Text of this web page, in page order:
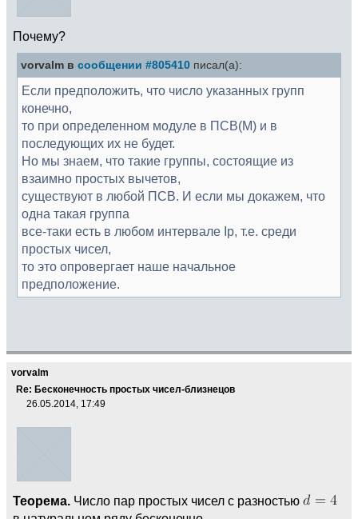
Почему?
vorvalm в сообщении #805410 писал(а):
Если предположить, что число указанных групп
конечно,
то при определенном модуле в ПСВ(М) и в
последующих их не будет.
Но мы знаем, что такие группы, состоящие из
взаимно простых вычетов,
существуют в любой ПСВ. И если мы докажем, что
одна такая группа
все-таки есть в любом интервале Ip, т.е. среди
простых чисел,
то это опровергает наше начальное
предположение.
vorvalm
Re: Бесконечность простых чисел-близнецов
26.05.2014, 17:49
Теорема. Число пар простых чисел с разностью